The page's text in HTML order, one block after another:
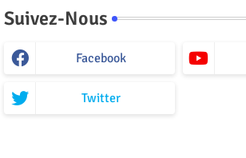
Suivez-Nous
Facebook
Twitter